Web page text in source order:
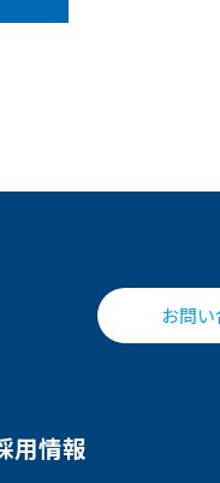
お問
用情報